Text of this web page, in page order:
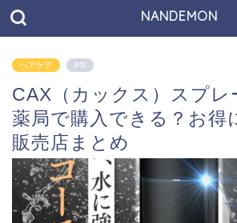
NANDEMON
ヘアケア PR
CAX（カックス）スプレ
薬局で購入できる？お得
販売店まとめ